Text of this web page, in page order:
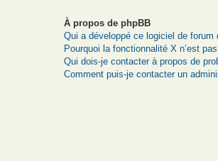
À propos de phpBB
Qui a développé ce logiciel de forum
Pourquoi la fonctionnalité X n’est
Qui dois-je contacter à propos de
Comment puis-je contacter un